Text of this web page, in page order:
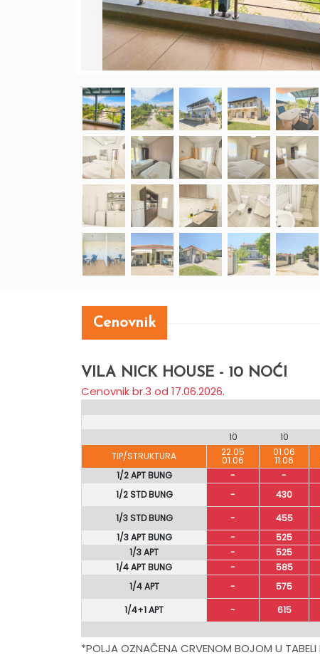
Cenovnik
VILA NICK HOUSE - 10 NOĆI
Cenovnik br.3 od 17.06.2026.
10
10
TIP/STRUKTURA
22.05
01.06
01.06
11.06
1/2 APT BUNG
- -
1/2 STD BUNG
- 430
1/3 STD BUNG
- 455
1/3 APT BUNG
- 525
1/3 APT
- 525
1/4 APT BUNG
- 585
1/4 APT
- 575
1/4+1 APT
- 615
*POLJA OZNAČENA CRVENOM BOJOM U